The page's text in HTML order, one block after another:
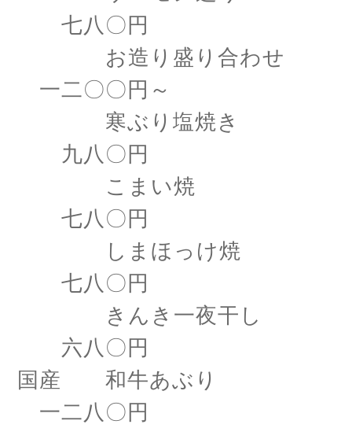
七八〇円
お造り盛り合わせ
一二〇〇円～
寒ぶり塩焼き
九八〇円
こまい焼
七八〇円
しまほっけ焼
七八〇円
きんき一夜干し
六八〇円
国産 和牛あぶり
一二八〇円